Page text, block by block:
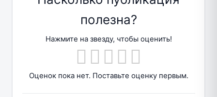
полезна?
Нажмите на звезду, чтобы оценить!
Оценок пока нет. Поставьте оценку первым.